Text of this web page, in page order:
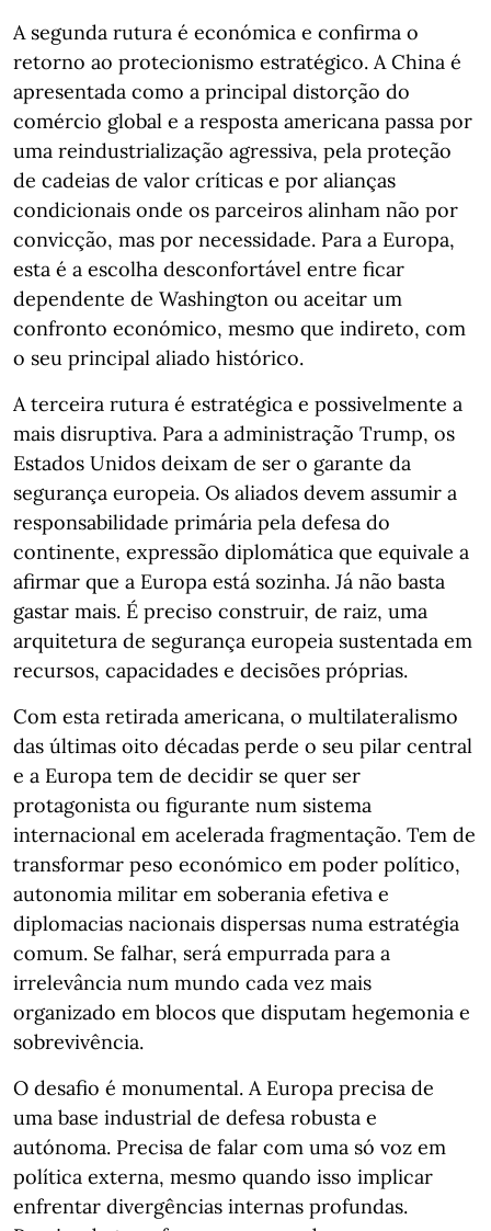
A segunda rutura é económica e confirma o
retorno ao protecionismo estratégico. A China é
apresentada como a principal distorção do
comércio global e a resposta americana passa por
uma reindustrialização agressiva, pela proteção
de cadeias de valor críticas e por alianças
condicionais onde os parceiros alinham não por
convicção, mas por necessidade. Para a Europa,
esta é a escolha desconfortável entre ficar
dependente de Washington ou aceitar um
confronto económico, mesmo que indireto, com
o seu principal aliado histórico.
A terceira rutura é estratégica e possivelmente a
mais disruptiva. Para a administração Trump, os
Estados Unidos deixam de ser o garante da
segurança europeia. Os aliados devem assumir a
responsabilidade primária pela defesa do
continente, expressão diplomática que equivale a
afirmar que a Europa está sozinha. Já não basta
gastar mais. É preciso construir, de raiz, uma
arquitetura de segurança europeia sustentada em
recursos, capacidades e decisões próprias.
Com esta retirada americana, o multilateralismo
das últimas oito décadas perde o seu pilar central
e a Europa tem de decidir se quer ser
protagonista ou figurante num sistema
internacional em acelerada fragmentação. Tem de
transformar peso económico em poder político,
autonomia militar em soberania efetiva e
diplomacias nacionais dispersas numa estratégia
comum. Se falhar, será empurrada para a
irrelevância num mundo cada vez mais
organizado em blocos que disputam hegemonia e
sobrevivência.
O desafio é monumental. A Europa precisa de
uma base industrial de defesa robusta e
autónoma. Precisa de falar com uma só voz em
política externa, mesmo quando isso implicar
enfrentar divergências internas profundas.